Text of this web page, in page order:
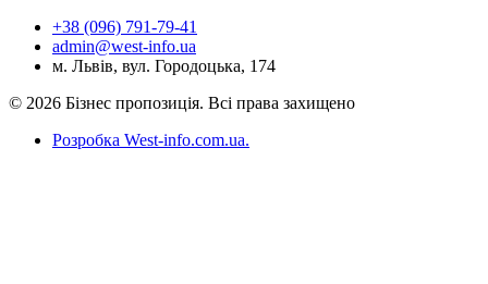
+38 (096) 791-79-41
admin@west-info.ua
м. Львів, вул. Городоцька, 174
© 2026 Бізнес пропозиція. Всі права захищено
Розробка West-info.com.ua.